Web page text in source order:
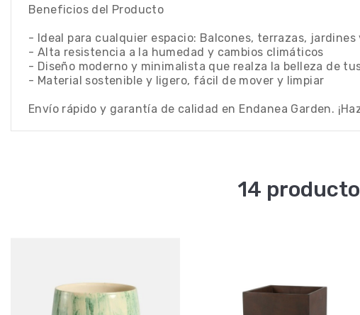
Beneficios del Producto
- Ideal para cualquier espacio: Balcones, terrazas, jardines
- Alta resistencia a la humedad y cambios climáticos
- Diseño moderno y minimalista que realza la belleza de
- Material sostenible y ligero, fácil de mover y limpiar
Envío rápido y garantía de calidad en Endanea Garden.
14